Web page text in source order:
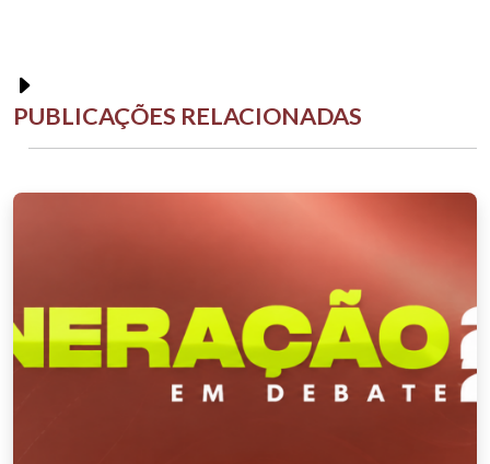
PUBLICAÇÕES RELACIONADAS